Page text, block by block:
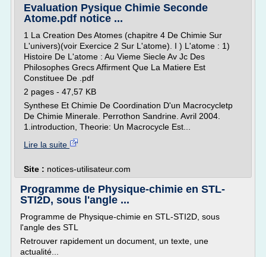
Evaluation Pysique Chimie Seconde
Atome.pdf notice ...
1 La Creation Des Atomes (chapitre 4 De Chimie Sur
L'univers)(voir Exercice 2 Sur L'atome). I ) L'atome : 1)
Histoire De L'atome : Au Vieme Siecle Av Jc Des
Philosophes Grecs Affirment Que La Matiere Est
Constituee De .pdf
2 pages - 47,57 KB
Synthese Et Chimie De Coordination D'un Macrocycletp
De Chimie Minerale. Perrothon Sandrine. Avril 2004.
1.introduction, Theorie: Un Macrocycle Est...
Lire la suite
Site : notices-utilisateur.com
Programme de Physique-chimie en STL-
STI2D, sous l'angle ...
Programme de Physique-chimie en STL-STI2D, sous
l'angle des STL
Retrouver rapidement un document, un texte, une
actualité...